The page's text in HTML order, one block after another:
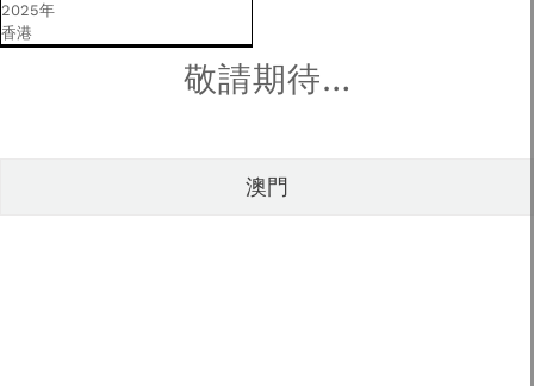
2025年
香港
敬請期待…
澳門